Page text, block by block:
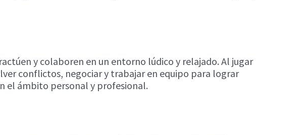
y colaboren en un entorno lúdico y relajado. Al jugar
conflictos, negociar y trabajar en equipo para lograr
el ámbito personal y profesional.